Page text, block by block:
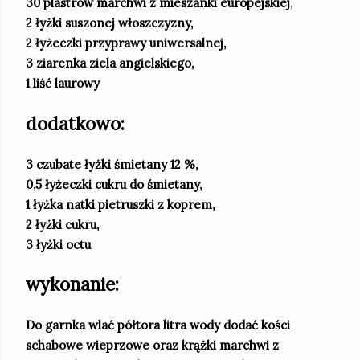
30 plastrów marchwi z mieszanki europejskiej,
2 łyżki suszonej włoszczyzny,
2 łyżeczki przyprawy uniwersalnej,
3 ziarenka ziela angielskiego,
1 liść laurowy
dodatkowo:
3 czubate łyżki śmietany 12 %,
0,5 łyżeczki cukru do śmietany,
1 łyżka natki pietruszki z koprem,
2 łyżki cukru,
3 łyżki octu
wykonanie:
Do garnka wlać półtora litra wody dodać kości
schabowe wieprzowe oraz krążki marchwi z